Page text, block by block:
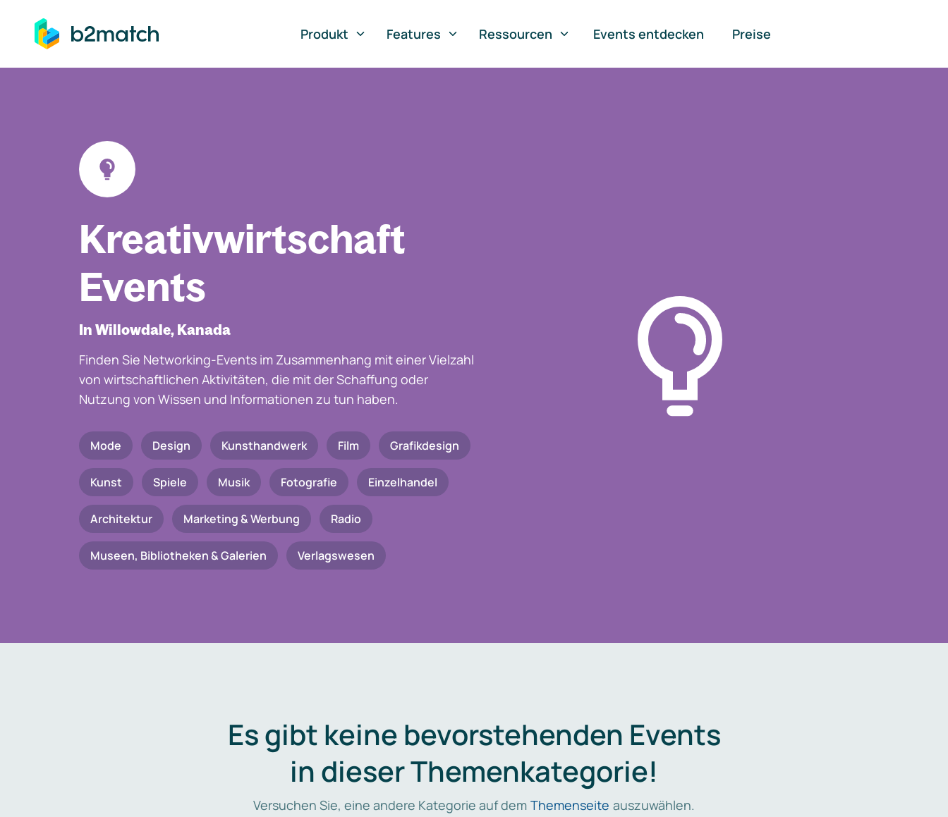
springen
Produkt
Features Ressourcen Events entdecken Preise
Kreativwirtschaft
Events
In Willowdale, Kanada
Finden Sie Networking-Events im Zusammenhang mit einer Vielzahl
von wirtschaftlichen Aktivitäten, die mit der Schaffung oder
Nutzung von Wissen und Informationen zu tun haben.
Mode Design Kunsthandwerk Film Grafikdesign
Kunst Spiele Musik Fotografie Einzelhandel
Architektur Marketing & Werbung Radio
Museen, Bibliotheken & Galerien Verlagswesen
Es gibt keine bevorstehenden Events
in dieser Themenkategorie!
Versuchen Sie, eine andere Kategorie auf dem Themenseite auszuwählen.